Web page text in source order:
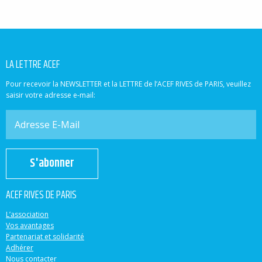
LA LETTRE ACEF
Pour recevoir la NEWSLETTER et la LETTRE de l’ACEF RIVES de PARIS, veuillez
saisir votre adresse e-mail:
S'abonner
ACEF RIVES DE PARIS
L’association
Vos avantages
Partenariat et solidarité
Adhérer
Nous contacter